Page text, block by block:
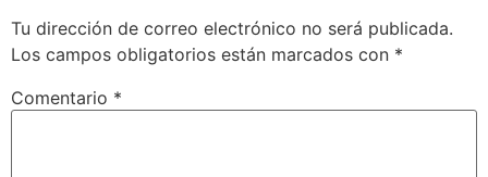
Tu dirección de correo electrónico no será publicada.
Los campos obligatorios están marcados con *
Comentario *